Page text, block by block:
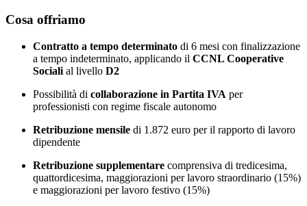
Cosa offriamo
Contratto a tempo determinato di 6 mesi con finalizzazione
a tempo indeterminato, applicando il CCNL Cooperative
Sociali al livello D2
Possibilità di collaborazione in Partita IVA per
professionisti con regime fiscale autonomo
Retribuzione mensile di 1.872 euro per il rapporto di lavoro
dipendente
Retribuzione supplementare comprensiva di tredicesima,
quattordicesima, maggiorazioni per lavoro straordinario (15%)
e maggiorazioni per lavoro festivo (15%)